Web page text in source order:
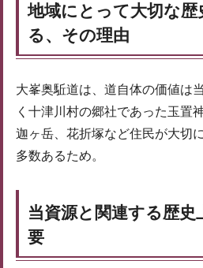
地域にとって大切な歴
る、その理由
大峯奥駈道は、道自体の価値は
く十津川村の郷社であった玉置
迦ヶ岳、花折塚など住民が大切
多数あるため。
当資源と関連する歴
要